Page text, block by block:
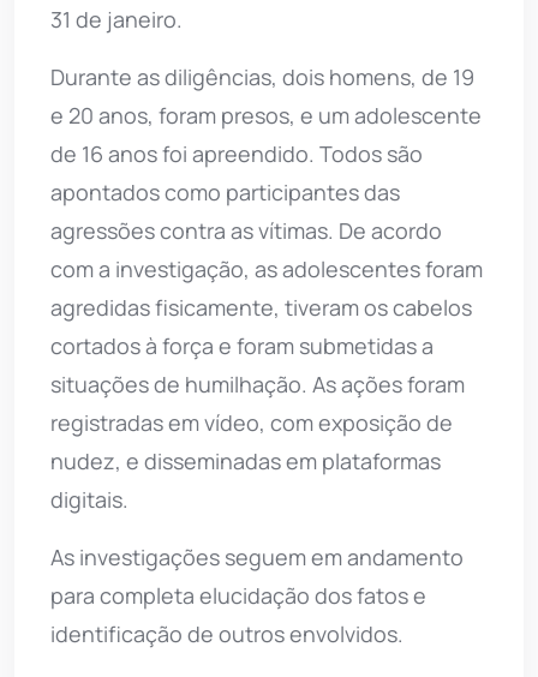
31 de janeiro.
Durante as diligências, dois homens, de 19
e 20 anos, foram presos, e um adolescente
de 16 anos foi apreendido. Todos são
apontados como participantes das
agressões contra as vítimas. De acordo
com a investigação, as adolescentes foram
agredidas fisicamente, tiveram os cabelos
cortados à força e foram submetidas a
situações de humilhação. As ações foram
registradas em vídeo, com exposição de
nudez, e disseminadas em plataformas
digitais.
As investigações seguem em andamento
para completa elucidação dos fatos e
identificação de outros envolvidos.